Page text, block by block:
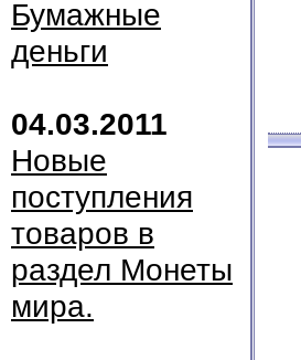
Бумажные
деньги
04.03.2011
Новые
поступления
товаров в
раздел Монеты
мира.